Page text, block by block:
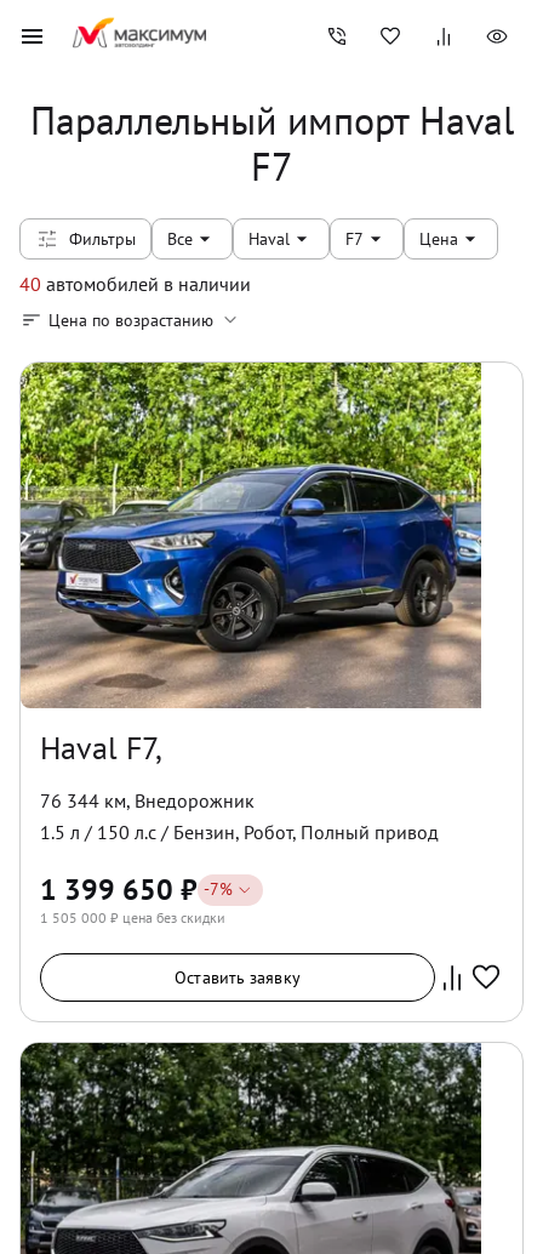
Параллельный импорт Haval
F7
Фильтры Все Haval F7 Цена
40 автомобилей в наличии
Цена по возрастанию
Haval F7,
76 344 км, Внедорожник
1.5 л / 150 л.с / Бензин, Робот, Полный привод
1 399 650 ₽ -7%
1 505 000 ₽ цена без скидки
Оставить заявку